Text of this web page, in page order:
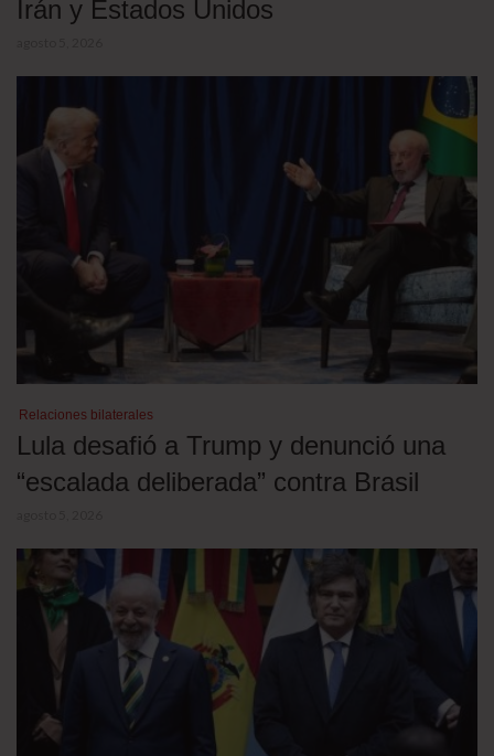
Irán y Estados Unidos
Relaciones bilaterales
Lula desafió a Trump y denunció una
“escalada deliberada” contra Brasil